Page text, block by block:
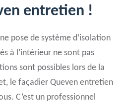
entretien !
pose de système d’isolation
à l’intérieur ne sont pas
sont possibles lors de la
le façadier Queven entretien
C’est un professionnel